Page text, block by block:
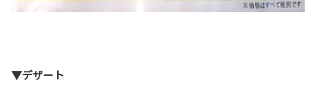
▼デザート